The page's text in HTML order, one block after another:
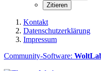
Zitieren
Kontakt
Datenschutzerklärung
Impressum
Community-Software: